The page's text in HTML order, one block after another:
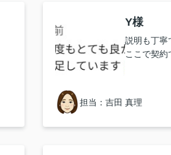
Y様
説明も丁寧
ここで契
担当：吉田 真理